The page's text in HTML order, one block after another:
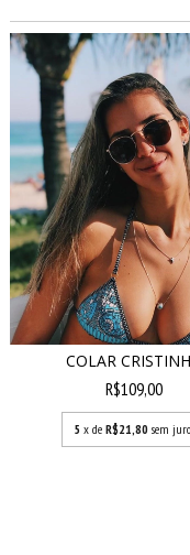
COLAR
R$109,00
5 x deR$21,80 sem